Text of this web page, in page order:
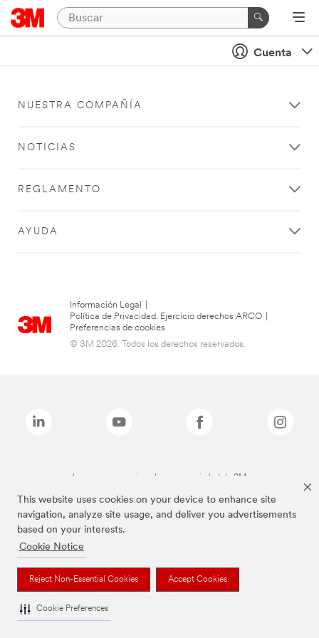
This website uses cookies on your device to enhance site
navigation, analyze site usage, and deliver you advertisements
based on your interests.
Cookie Notice
Reject Non-Essential Cookies Accept Cookies
Cookie Preferences
Cuenta
NUESTRA COMPAÑÍA
NOTICIAS
REGLAMENTO
AYUDA
Información Legal
Política de Privacidad. Ejercicio derechos ARCO
Preferencias de cookies
© 3M 2026. Todos los derechos reservados.
Las marcas mencionadas son propiedad de 3M